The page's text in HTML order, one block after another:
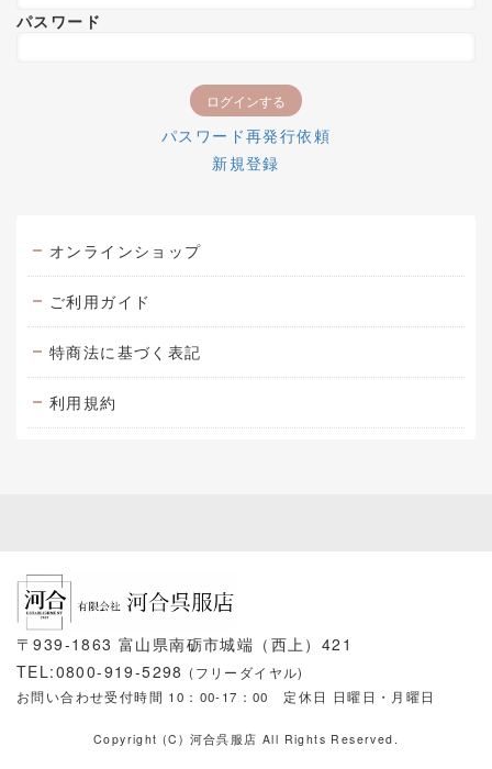
パスワード
パスワード再発行依頼
新規登録
オンラインショップ
ご利用ガイド
特商法に基づく表記
利用規約
〒939-1863 富山県南砺市城端（西上）421
TEL:0800-919-5298(フリーダイヤル)
お問い合わせ受付時間 10：00-17：00 定休日 日曜日・月曜日
Copyright (C) 河合呉服店 All Rights Reserved.